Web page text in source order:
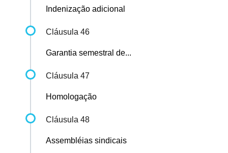
Indenização adicional
Cláusula 46
Garantia semestral de...
Cláusula 47
Homologação
Cláusula 48
Assembléias sindicais